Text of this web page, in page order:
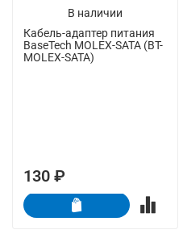
В наличии
Кабель-адаптер питания
BaseTech MOLEX-SATA (BT-
MOLEX-SATA)
130 ₽